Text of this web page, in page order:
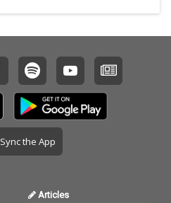
Sync the App
Articles